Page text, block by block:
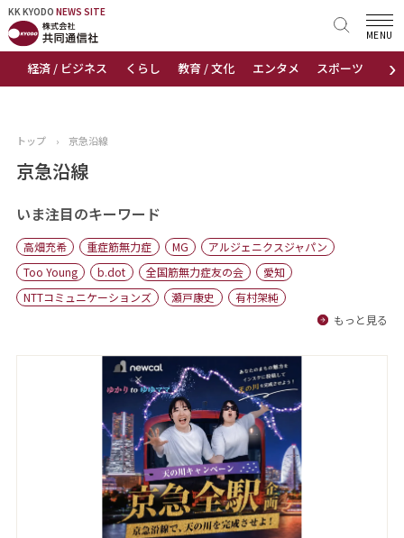
KK KYODO NEWS SITE
›
経済 / ビジネス くらし 教育 / 文化 エンタメ スポーツ 地域
MENU
KK KYODONEWS SITE
トップページ
ニュース
おすすめコンテンツ
出版物
会社概要
トップ › 京急沿線
京急沿線
いま注目のキーワード
高畑充希 重症筋無力症 MG
アルジェニクスジャパン
Too Young
b.dot 全国筋無力症友の会
愛知
NTTコミュニケーションズ
瀬戸康史
有村架純
もっと見る